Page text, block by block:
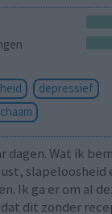
depressief
dagen. Wat ik
slapeloosheid
Ik ga er om al
dit zonder